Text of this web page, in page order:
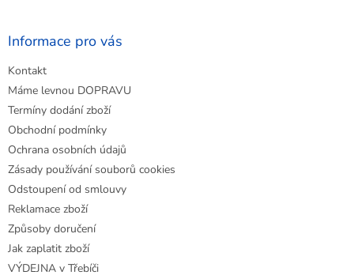
Informace pro vás
Kontakt
Máme levnou DOPRAVU
Termíny dodání zboží
Obchodní podmínky
Ochrana osobních údajů
Zásady používání souborů cookies
Odstoupení od smlouvy
Reklamace zboží
Způsoby doručení
Jak zaplatit zboží
VÝDEJNA v Třebíči